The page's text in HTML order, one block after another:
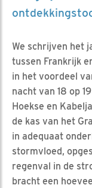
We schrijven het
tussen Frankrijk
in het voordeel
nacht van 18 op
Hoekse en
de kas van het
in adequaat
stormvloed,
regenval in de
bracht een